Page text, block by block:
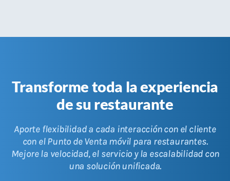
Transforme toda la experiencia
de su restaurante
Aporte flexibilidad a cada interacción con el cliente
con el Punto de Venta móvil para restaurantes.
Mejore la velocidad, el servicio y la escalabilidad con
una solución unificada.